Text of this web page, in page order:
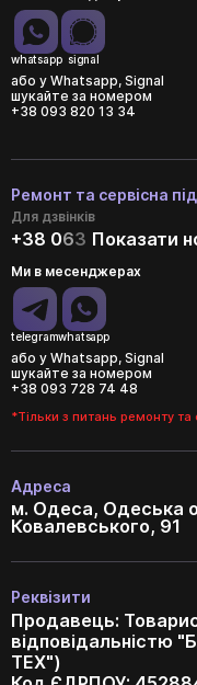
whatsapp signal
або у Whatsapp, Signal
шукайте за номером
+38 093 820 13 34
Ремонт та сервісна
Для дзвінків
+38 063 Показати
Ми в месенджерах
telegramwhatsapp
або у Whatsapp, Signal
шукайте за номером
+38 093 728 74 48
*Тільки з питань ремонту та
Адреса
м. Одеса, Одеська
Ковалевського, 91
Реквізити
Продавець:
ТЕХ")